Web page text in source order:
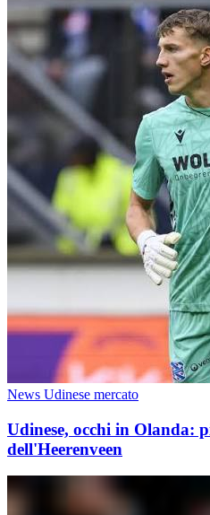
News Udinese mercato
Udinese, occhi in Olanda:
dell'Heerenveen